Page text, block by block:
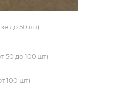
до 50 шт)
50 до 100 шт)
100 шт)